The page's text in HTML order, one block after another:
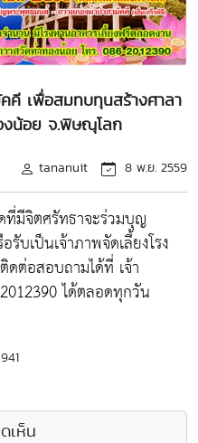
เพื่อสมทบทุนสร้างศาลา
งน้อย จ.พิษณุโลก
tananuit 8 พ.ย. 2559
มีจิตศรัทธาจะร่วมบุญ
บเป็นเจ้าภาพจัดเลี้ยงโรง
ต่อสอบถามได้ที่ เจ้า
ได้ตลอดทุกวัน
เห็น